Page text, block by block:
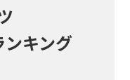
キング